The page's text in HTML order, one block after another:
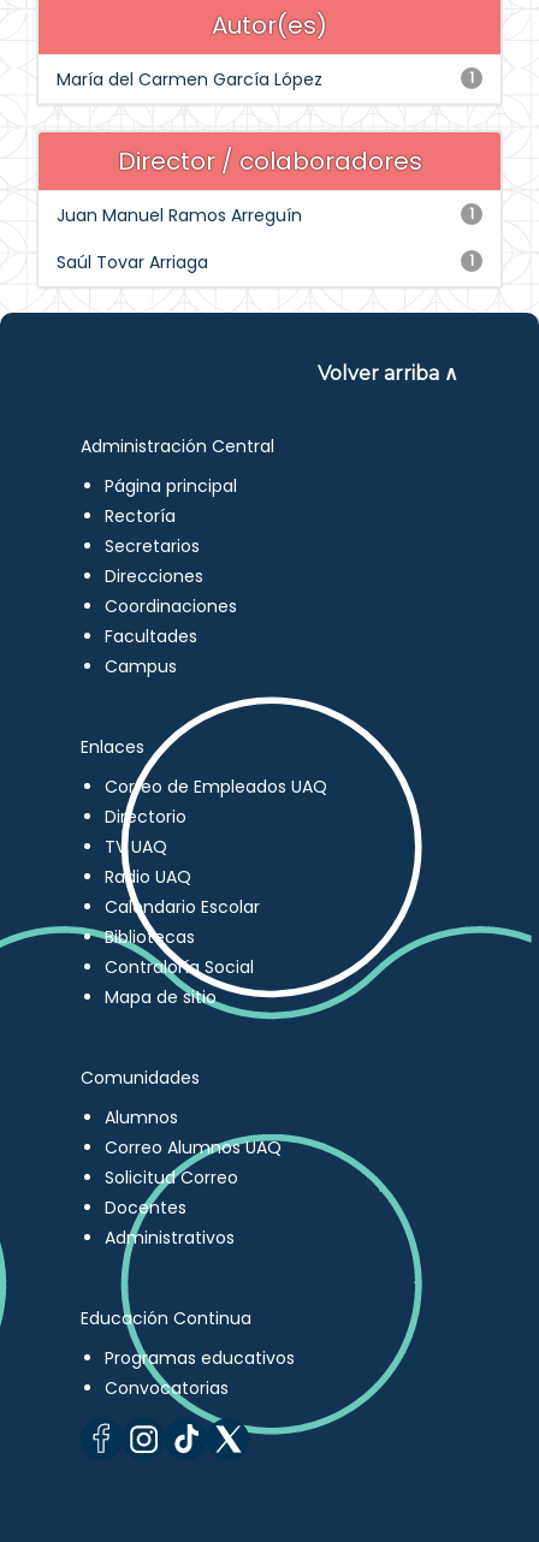
Autor(es)
1
María del Carmen García López
Director / colaboradores
1
Juan Manuel Ramos Arreguín
1
Saúl Tovar Arriaga
Volver arriba ∧
Administración Central
Página principal
Rectoría
Secretarios
Direcciones
Coordinaciones
Facultades
Campus
Enlaces
Correo de Empleados UAQ
Directorio
TV UAQ
Radio UAQ
Calendario Escolar
Bibliotecas
Contraloría Social
Mapa de sitio
Comunidades
Alumnos
Correo Alumnos UAQ
Solicitud Correo
Docentes
Administrativos
Educación Continua
Programas educativos
Convocatorias